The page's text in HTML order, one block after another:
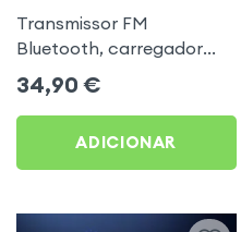
Transmissor FM
Bluetooth, carregador
isqueiro USB / USB-C, Kit
mãos livres Multifunção -
4smarts
34,90 €
ADICIONAR